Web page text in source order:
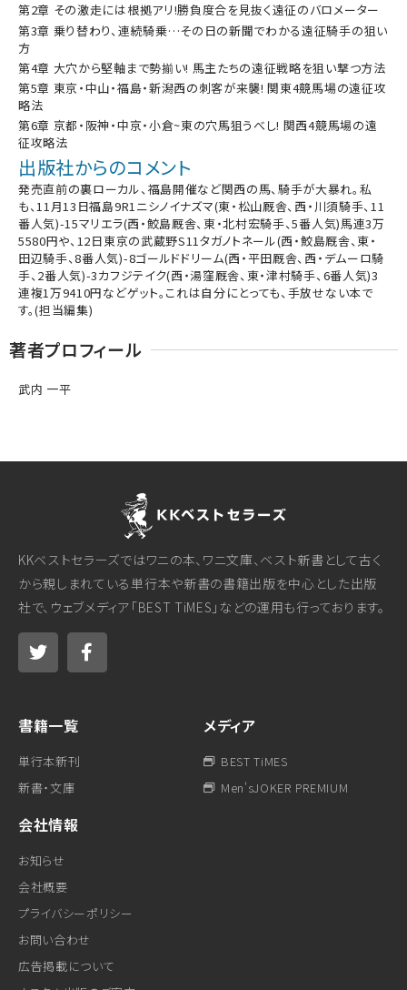
第2章 その激走には根拠アリ!勝負度合を見抜く遠征のバロメーター
第3章 乗り替わり、連続騎乗…その日の新聞でわかる遠征騎手の狙い
方
第4章 大穴から堅軸まで勢揃い! 馬主たちの遠征戦略を狙い撃つ方法
第5章 東京・中山・福島・新潟西の刺客が来襲! 関東4競馬場の遠征攻
略法
第6章 京都・阪神・中京・小倉~東の穴馬狙うべし! 関西4競馬場の遠
征攻略法
出版社からのコメント
発売直前の裏ローカル、福島開催など関西の馬、騎手が大暴れ。私
も、11月13日福島9R1ニシノイナズマ(東・松山厩舎、西・川須騎手、11
番人気)-15マリエラ(西・鮫島厩舎、東・北村宏騎手、5番人気)馬連3万
5580円や、12日東京の武蔵野S11タガノトネール(西・鮫島厩舎、東・
田辺騎手、8番人気)-8ゴールドドリーム(西・平田厩舎、西・デムーロ騎
手、2番人気)-3カフジテイク(西・湯窪厩舎、東・津村騎手、6番人気)3
連複1万9410円などゲット。これは自分にとっても、手放せない本で
す。(担当編集)
著者プロフィール
武内 一平
KKベストセラーズではワニの本、ワニ文庫、ベスト新書として古く
から親しまれている単行本や新書の書籍出版を中心とした出版
社で、ウェブメディア「BEST TiMES」などの運用も行っております。
書籍一覧
単行本新刊
新書・文庫
メディア
BEST TiMES
Men'sJOKER PREMIUM
会社情報
お知らせ
会社概要
プライバシーポリシー
お問い合わせ
広告掲載について